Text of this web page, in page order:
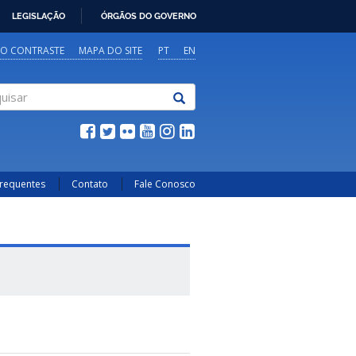
LEGISLAÇÃO ÓRGÃOS DO GOVERNO
PT EN
CONTRASTE MAPA DO SITE
Contato Fale Conosco